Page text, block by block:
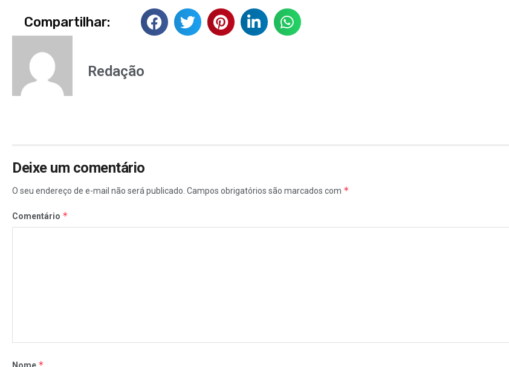
Compartilhar:
Redação
Deixe um comentário
O seu endereço de e-mail não será publicado. Campos obrigatórios são marcados com *
Comentário *